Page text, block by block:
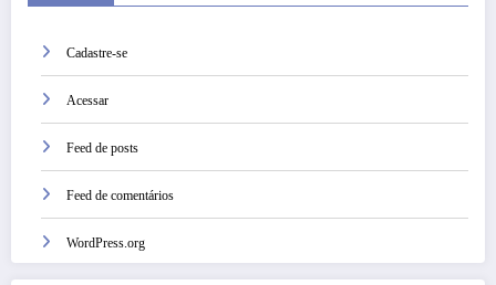
Cadastre-se
Acessar
Feed de posts
Feed de comentários
WordPress.org